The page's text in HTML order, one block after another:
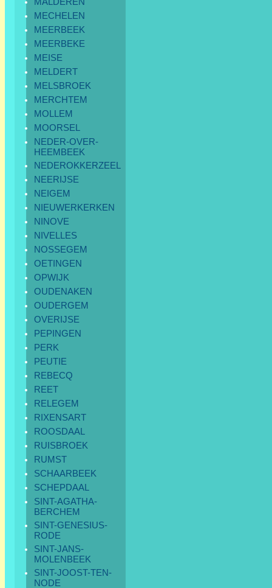
MECHELEN
MEERBEEK
MEERBEKE
MEISE
MELDERT
MELSBROEK
MERCHTEM
MOLLEM
MOORSEL
NEDER-OVER-
HEEMBEEK
NEDEROKKERZEEL
NEERIJSE
NEIGEM
NIEUWERKERKEN
NINOVE
NIVELLES
NOSSEGEM
OETINGEN
OPWIJK
OUDENAKEN
OUDERGEM
OVERIJSE
PEPINGEN
PERK
PEUTIE
REBECQ
REET
RELEGEM
RIXENSART
ROOSDAAL
RUISBROEK
RUMST
SCHAARBEEK
SCHEPDAAL
SINT-AGATHA-
BERCHEM
SINT-GENESIUS-
RODE
SINT-JANS-
MOLENBEEK
SINT-JOOST-TEN-
NODE